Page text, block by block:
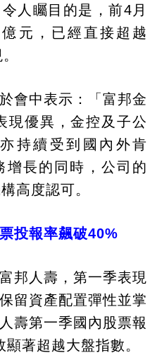
人矚目的是，前4月
元，已經直接超越
會中表示：「富邦金
現優異，金控及子公
持續受到國內外肯
增長的同時，公司的
高度認可。
投報率飆破40%
邦人壽，第一季表現
留資產配置彈性並掌
壽第一季國內股票報
著超越大盤指數。